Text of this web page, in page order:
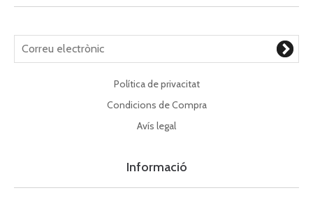
Política de privacitat
Condicions de Compra
Avís legal
Informació